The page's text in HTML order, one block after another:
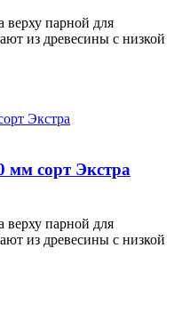
парной для
из древесины с низкой
мм сорт Экстра
парной для
из древесины с низкой